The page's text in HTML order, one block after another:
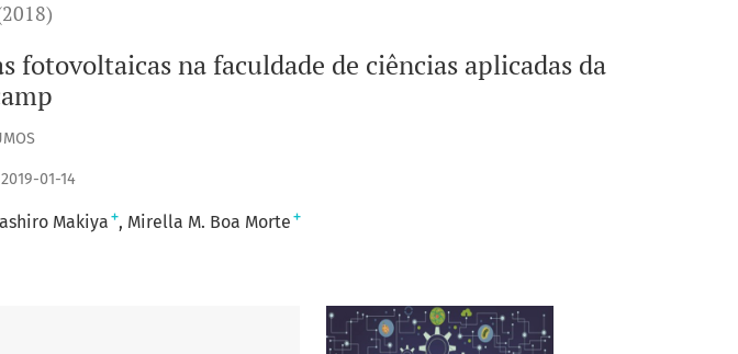
fotovoltaicas na faculdade de ciências aplicadas da
01-14
Makiya + Mirella M. Boa Morte +